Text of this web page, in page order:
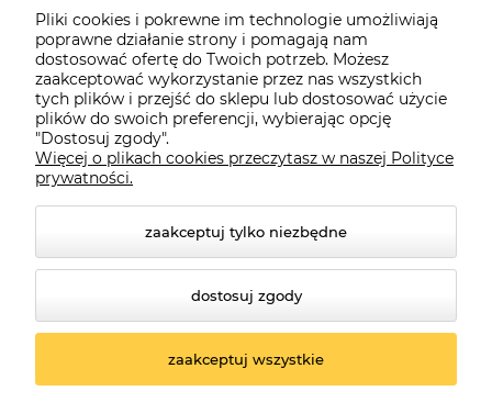
Moje konto
O firmie
Czerwona Dynia|ul. Konarskiego 9a| 66-200 Świebodzin |
Pliki cookies i pokrewne im technologie umożliwiają
poprawne działanie strony i pomagają nam
dostosować ofertę do Twoich potrzeb. Możesz
zaakceptować wykorzystanie przez nas wszystkich
tych plików i przejść do sklepu lub dostosować użycie
plików do swoich preferencji, wybierając opcję
"Dostosuj zgody".
Więcej o plikach cookies przeczytasz w naszej Polityce
prywatności.
zaakceptuj tylko niezbędne
dostosuj zgody
zaakceptuj wszystkie